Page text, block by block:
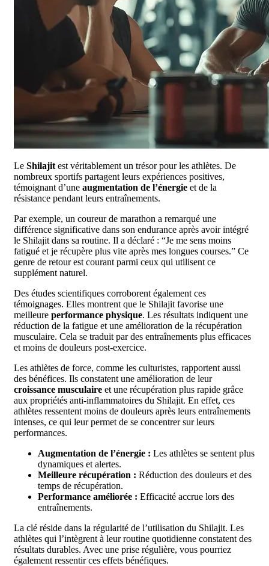
Le Shilajit est véritablement un trésor pour les athlètes. De
nombreux sportifs partagent leurs expériences positives,
témoignant d’une augmentation de l’énergie et de la
résistance pendant leurs entraînements.
Par exemple, un coureur de marathon a remarqué une
différence significative dans son endurance après avoir intégré
le Shilajit dans sa routine. Il a déclaré : “Je me sens moins
fatigué et je récupère plus vite après mes longues courses.” Ce
genre de retour est courant parmi ceux qui utilisent ce
supplément naturel.
Des études scientifiques corroborent également ces
témoignages. Elles montrent que le Shilajit favorise une
meilleure performance physique. Les résultats indiquent une
réduction de la fatigue et une amélioration de la récupération
musculaire. Cela se traduit par des entraînements plus efficaces
et moins de douleurs post-exercice.
Les athlètes de force, comme les culturistes, rapportent aussi
des bénéfices. Ils constatent une amélioration de leur
croissance musculaire et une récupération plus rapide grâce
aux propriétés anti-inflammatoires du Shilajit. En effet, ces
athlètes ressentent moins de douleurs après leurs entraînements
intenses, ce qui leur permet de se concentrer sur leurs
performances.
Augmentation de l’énergie : Les athlètes se sentent plus
dynamiques et alertes.
Meilleure récupération : Réduction des douleurs et des
temps de récupération.
Performance améliorée : Efficacité accrue lors des
entraînements.
La clé réside dans la régularité de l’utilisation du Shilajit. Les
athlètes qui l’intègrent à leur routine quotidienne constatent des
résultats durables. Avec une prise régulière, vous pourriez
également ressentir ces effets bénéfiques.